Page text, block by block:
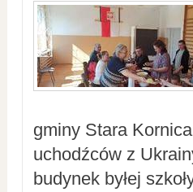
gminy Stara
uchodźców z
budynek byłej